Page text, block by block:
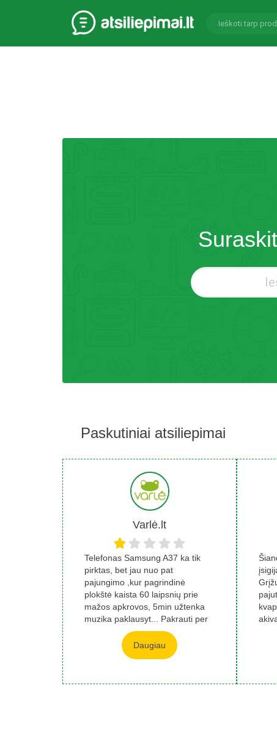
Paieška
Paskutiniai atsiliepimai
Varlė.lt
Telefonas Samsung A37 ka tik
pirktas, bet jau nuo pat
pajungimo ,kur pagrindinė
plokštė kaista 60 laipsnių prie
mažos apkrovos, 5min užtenka
muzika paklausyt... Pakrauti per
vieną kartą neįm...
Daugiau